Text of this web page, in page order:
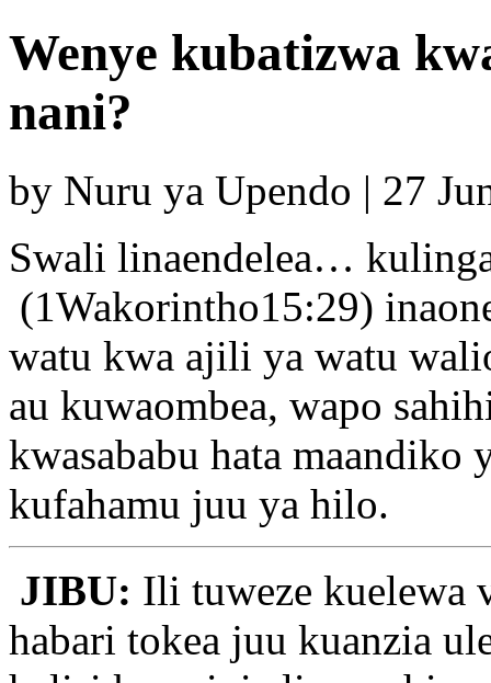
Wenye kubatizwa
nani?
by Nuru ya Upendo | 27
Swali linaendelea…
(1Wakorintho15:29)
watu kwa ajili ya watu
au kuwaombea, wapo
kwasababu hata maandiko
kufahamu juu ya hilo.
JIBU: Ili tuweze kuelewa
habari tokea juu kuanzia